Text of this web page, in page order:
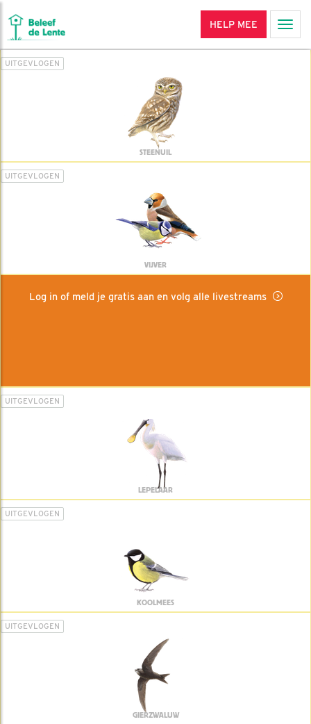
HELP MEE
UITGEVLOGEN
STEENUIL
UITGEVLOGEN
VIJVER
Log in of meld je gratis aan en volg alle livestreams
UITGEVLOGEN
LEPELAAR
UITGEVLOGEN
KOOLMEES
UITGEVLOGEN
GIERZWALUW